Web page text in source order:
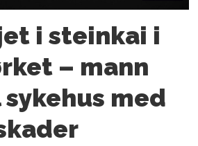
i steinkai i
– mann
med